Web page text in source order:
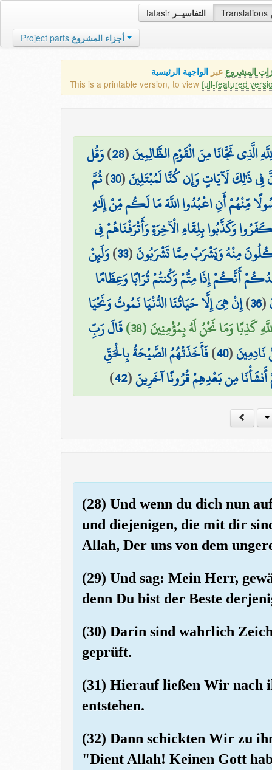
tafasir التفاسيــر Translations
Project parts أجزاء المشروع
المشروع عبر الواجهة الرئيسية
This is a printable version, to view full-featured
نَجَّانَا مِنَ الْقَوْمِ الظَّالِمِينَ(
28
)وَقُل
فِي ذَٰلِكَ لَآيَاتٍ وَإِن كُنَّا لَمُبْتَلِينَ(
30
)ثُمَّ
مِّنْهُمْ أَنِ اعْبُدُوا اللَّهَ مَا لَكُم مِّنْ إِلَٰهٍ
وَكَذَّبُوا بِلِقَاءِ الْآخِرَةِ وَأَتْرَفْنَاهُمْ فِي
مِنْهُ وَيَشْرَبُ مِمَّا تَشْرَبُونَ(
33
)وَلَئِنْ
أَنَّكُمْ إِذَا مِتُّمْ وَكُنتُمْ تُرَابًا وَعِظَامًا
(
36
)إِنْ هِيَ إِلَّا حَيَاتُنَا الدُّنْيَا نَمُوتُ وَنَحْيَا
كَذِبًا وَمَا نَحْنُ لَهُ بِمُؤْمِنِينَ (38)
قَالَ رَبِّ
(
40
)فَأَخَذَتْهُمُ الصَّيْحَةُ بِالْحَقِّ
مِن بَعْدِهِمْ قُرُونًا آخَرِينَ(
42
)
(28) Und wenn du dich nun
und diejenigen, die mit dir
Allah, Der uns von dem
(29) Und sag: Mein Herr,
denn Du bist der Beste
(30) Darin sind wahrlich
geprüft.
(31) Hierauf ließen Wir nach
entstehen.
(32) Dann schickten Wir zu
"Dient Allah! Keinen Gott